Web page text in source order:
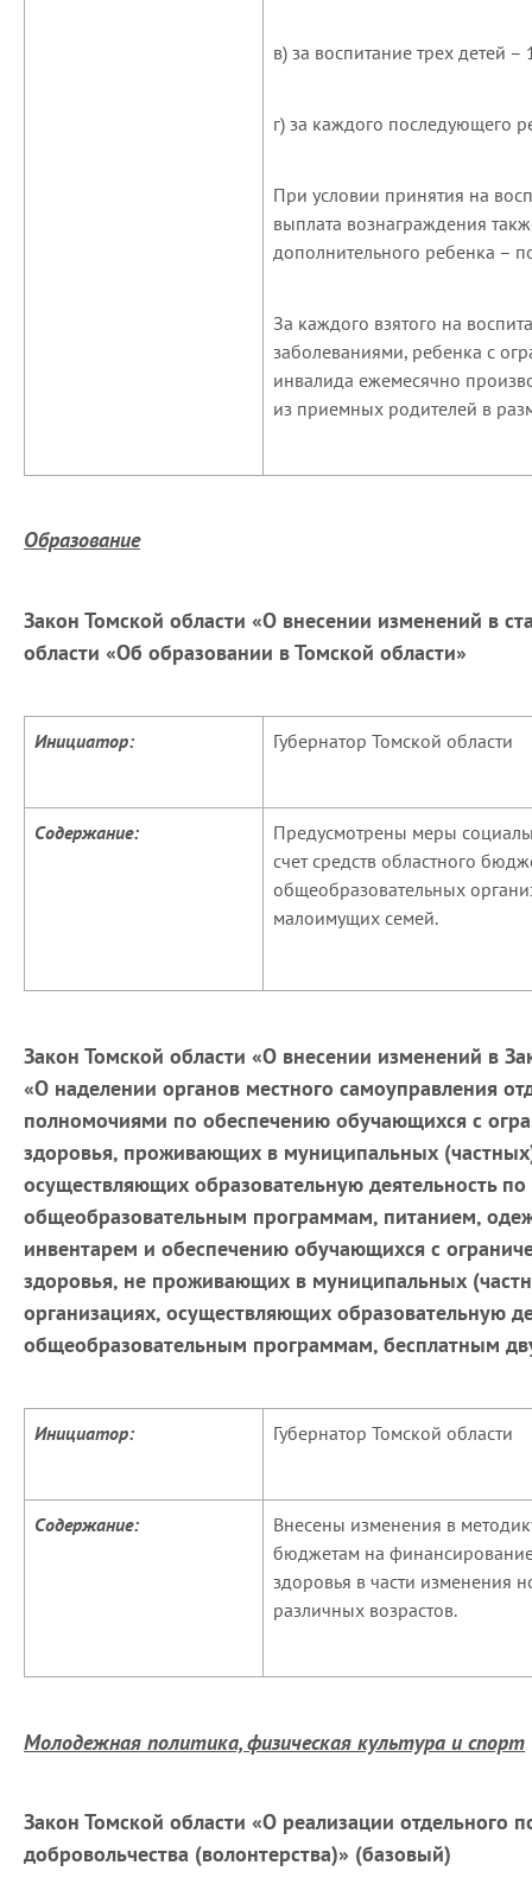
в) за воспитание трех детей
г) за каждого последующего
При условии принятия на
выплата вознаграждения
дополнительного ребенка –
За каждого взятого на
заболеваниями, ребенка с
инвалида ежемесячно
из приемных родителей в
Образование
Закон Томской области «О внесении изменений в
области «Об образовании в Томской области»
Инициатор: Губернатор Томской области
Содержание:
Предусмотрены меры
счет средств областного
общеобразовательных
малоимущих семей.
Закон Томской области «О внесении изменений в
«О наделении органов местного самоуправления
полномочиями по обеспечению обучающихся с
здоровья, проживающих в муниципальных
осуществляющих образовательную деятельность
общеобразовательным программам, питанием,
инвентарем и обеспечению обучающихся с
здоровья, не проживающих в муниципальных
организациях, осуществляющих образовательную
общеобразовательным программам, бесплатным
Инициатор: Губернатор Томской области
Содержание:
Внесены изменения в
бюджетам на
здоровья в части изменения
различных возрастов.
Молодежная политика, физическая культура и спорт
Закон Томской области «О реализации отдельного
добровольчества (волонтерства)» (базовый)